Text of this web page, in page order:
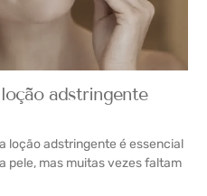
adstringente
loção adstringente é essencial
pele, mas muitas vezes faltam